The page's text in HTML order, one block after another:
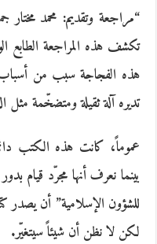
“مراجعة وتقديم: محمد
تكشف هذه المراجعة الطابع
هذه الفجاجة سبب من
تديره آلة ثقيلة ومتضخّمة مثل
عموماً، كانت هذه الكتب
بينما نعرف أنها مجرّد قيام
للشؤون الإسلامية” أن يصدر
لكن لا نظن أن شيئاً سيتغيّر.